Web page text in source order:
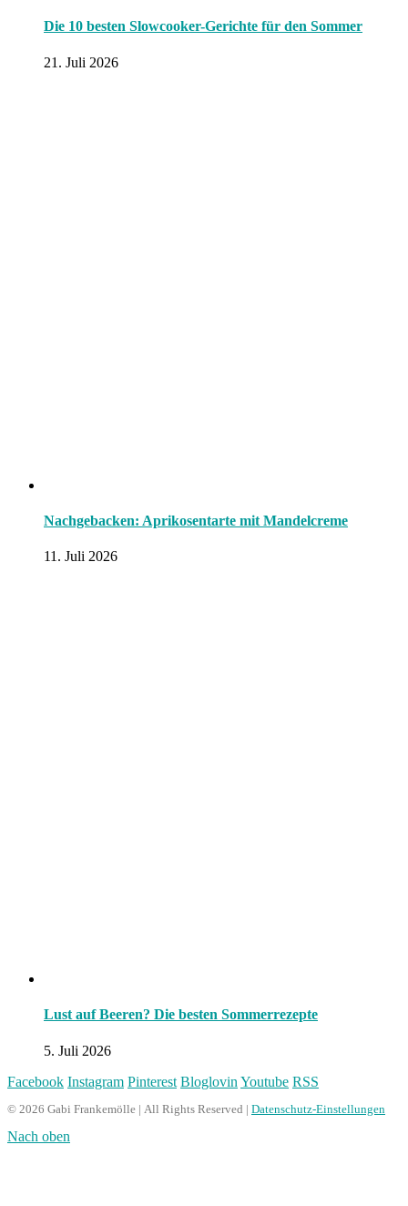
Die 10 besten Slowcooker-Gerichte für den Sommer
21. Juli 2026
Nachgebacken: Aprikosentarte mit Mandelcreme
11. Juli 2026
Lust auf Beeren? Die besten Sommerrezepte
5. Juli 2026
Facebook Instagram Pinterest Bloglovin Youtube RSS
© 2026 Gabi Frankemölle | All Rights Reserved | Datenschutz-Einstellungen
Nach oben